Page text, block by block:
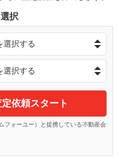
択
依頼スタート
フォーユー）と提携している不動産会